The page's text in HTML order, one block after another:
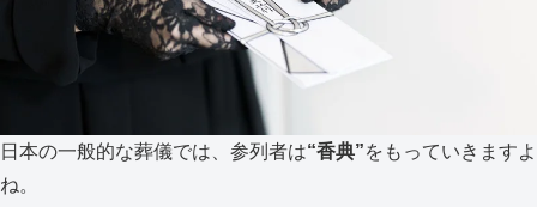
日本の一般的な葬儀では、参列者は“香典”をもっていきますよ
ね。